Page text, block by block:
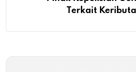
Terkait